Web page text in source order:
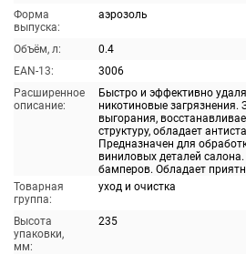
Форма
выпуска:
аэрозоль
Объём, л:
0.4
EAN-13:
3006
Расширенное
описание:
Быстро и эффективно
никотиновые загрязнения.
выгорания,
структуру, обладает
Предназначен для
виниловых деталей
бамперов. Обладает
Товарная
группа:
уход и очистка
Высота
упаковки,
мм:
235